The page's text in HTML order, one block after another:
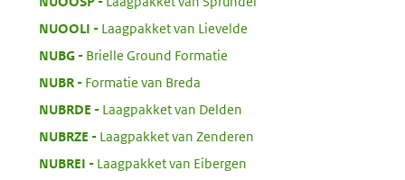
NUOOLI
Laagpakket van Lievelde
NUBG:
Brielle Ground Formatie
NUBR:
Formatie van Breda
NUBRDE
Laagpakket van Delden
NUBRZE
Laagpakket van Zenderen
NUBREI
Laagpakket van Eibergen